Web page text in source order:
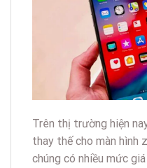
Trên thị trường hiện
thay thế cho màn hình
chúng có nhiều mức